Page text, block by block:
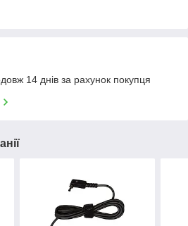
14 днів за рахунок покупця